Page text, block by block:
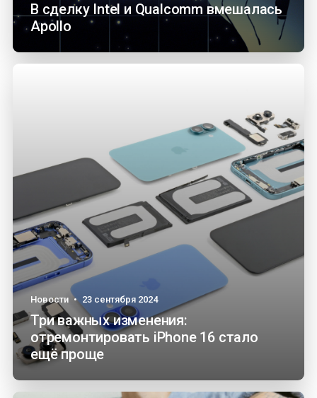
В сделку Intel и Qualcomm вмешалась
Apollo
Новости • 23 сентября 2024
Три важных изменения:
отремонтировать iPhone 16 стало
ещё проще